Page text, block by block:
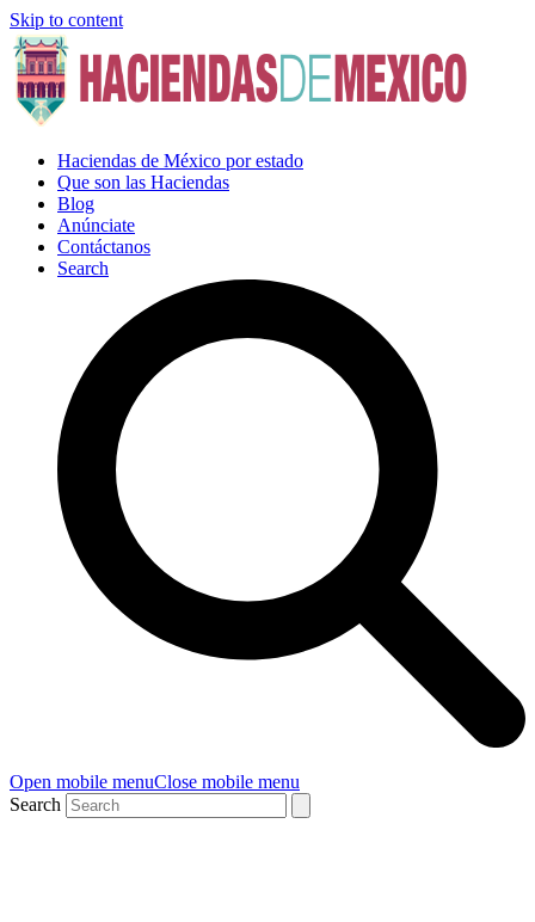
Skip to content
Haciendas de México por estado
Que son las Haciendas
Blog
Anúnciate
Contáctanos
Search
Open mobile menuClose mobile menu
Search